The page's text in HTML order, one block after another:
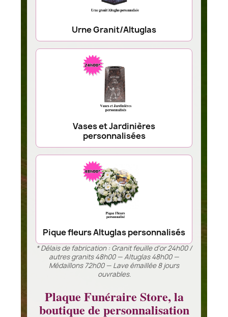
Urne Granit/Altuglas
Vases et Jardinières
personnalisées
Pique fleurs Altuglas personnalisés
* Délais de fabrication : Granit feuille d’or 24h00 /
autres granits 48h00 — Altuglas 48h00 —
Médaillons 72h00 — Lave émaillée 8 jours
ouvrables.
Plaque Funéraire Store, la
boutique de personnalisation